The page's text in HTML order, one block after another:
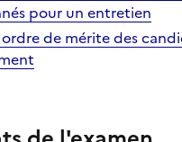
pour un entretien
de mérite des